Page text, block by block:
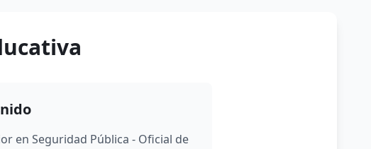
en Seguridad Pública - Oficial de